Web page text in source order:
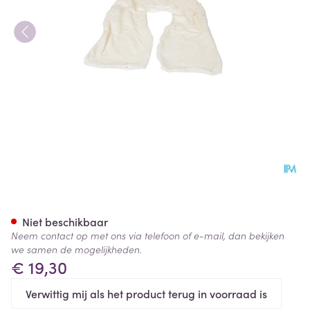
€ 19,30
Verwittig mij als het product terug in voorraad is
Niet beschikbaar
Neem contact op met ons via telefoon of e-mail, dan bekijken
we samen de mogelijkheden.